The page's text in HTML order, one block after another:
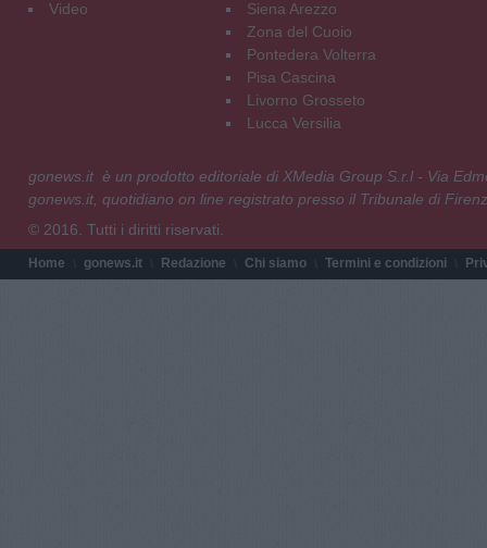
Video
Siena Arezzo
Zona del Cuoio
Pontedera Volterra
Pisa Cascina
Livorno Grosseto
Lucca Versilia
gonews.it è un prodotto editoriale di XMedia Group S.r.l - Via
gonews.it, quotidiano on line registrato presso il Tribunale di
© 2016. Tutti i diritti riservati.
Home gonews.it Redazione Chi siamo Termini e condizioni